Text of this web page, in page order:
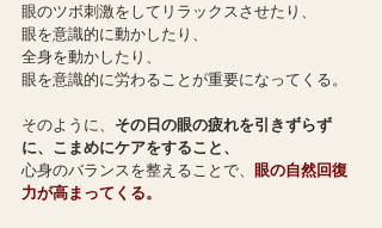
眼のツボ刺激をしてリラックスさせたり、
眼を意識的に動かしたり、
全身を動かしたり、
眼を意識的に労わることが重要になってくる。
そのように、 その日の眼の疲れを引きずらず
に、こまめにケアをすること、
心身のバランスを整えることで、 眼の自然回復
力が高まってくる。